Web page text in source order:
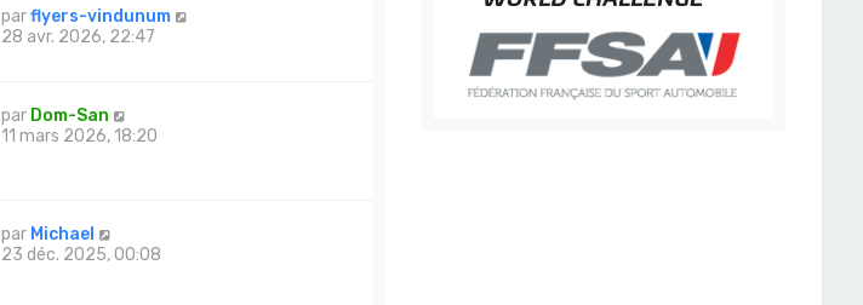
parflyers-vindunum
28 avr. 2026, 22:47
par Dom-San
11 mars 2026, 18:20
par Michael
23 déc. 2025, 00:08